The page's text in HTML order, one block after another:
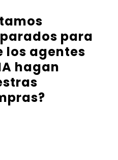
para
los agentes
hagan